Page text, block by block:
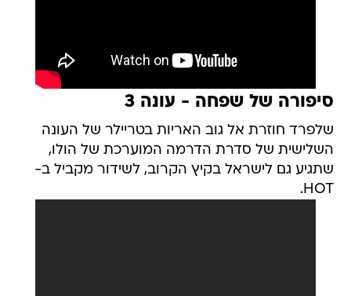
סיפורה של שפחה - עונה 3
שלפרד חוזרת אל גוב האריות בטריילר של העונה
השלישית של סדרת הדרמה המוערכת של הולו,
שתגיע גם לישראל בקיץ הקרוב, לשידור מקביל ב-
HOT.